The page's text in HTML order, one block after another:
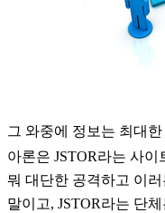
그 와중에 정보는 최대한
아론은 JSTOR라는 사이
뭐 대단한 공격하고 이
말이고, JSTOR라는 단체